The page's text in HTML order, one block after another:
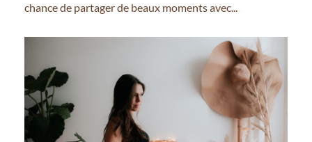
chance de partager de beaux moments avec...